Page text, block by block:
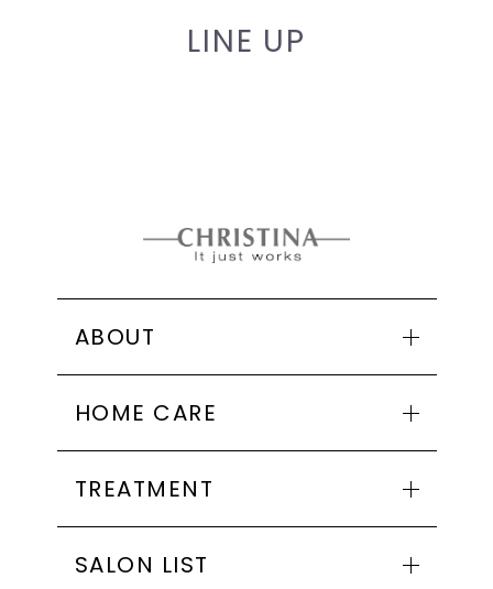
LINE UP
ABOUT
クリスティーナとは
コンセプト
MADE IN ISRAEL
インストラクター紹介・トレーナー紹介
HOME CARE
商品一覧
アンストレス
ビオフィート
イラストリアス
TREATMENT
シリーズ一覧
アンストレス
SALON LIST